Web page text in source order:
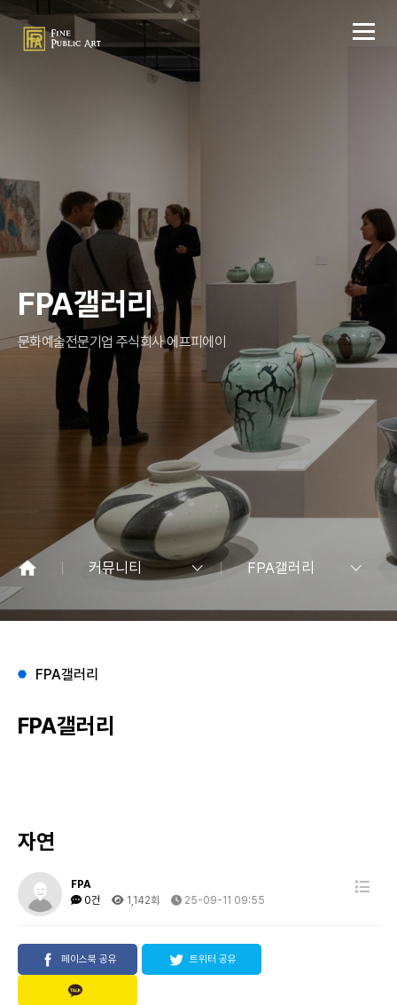
FPA갤러리
문화예술전문기업 주식회사 에프피에이
커뮤니티 FPA갤러리
FPA갤러리
FPA갤러리
자연
FPA
0건
1,142회 25-09-11 09:55
페이스북 공유 트위터 공유